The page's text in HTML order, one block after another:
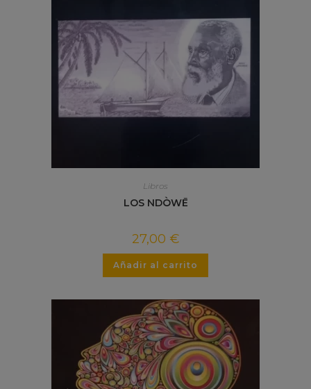
Libros
LOS NDÒWĒ
27,00 €
Añadir al carrito